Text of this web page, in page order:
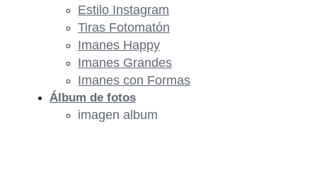
Estilo Instagram
Tiras Fotomatón
Imanes Happy
Imanes Grandes
Imanes con Formas
Álbum de fotos
imagen album